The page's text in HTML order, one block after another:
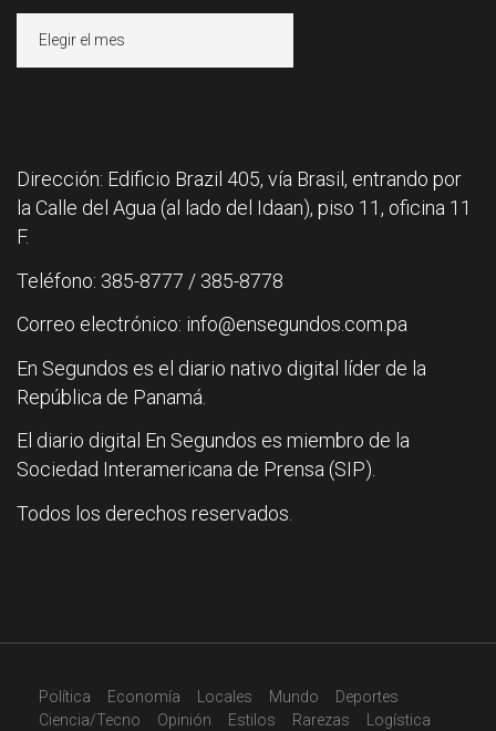
Dirección: Edificio Brazil 405, vía Brasil, entrando por
la Calle del Agua (al lado del Idaan), piso 11, oficina 11
F.
Teléfono: 385-8777 / 385-8778
Correo electrónico: info@ensegundos.com.pa
En Segundos es el diario nativo digital líder de la
República de Panamá.
El diario digital En Segundos es miembro de la
Sociedad Interamericana de Prensa (SIP).
Todos los derechos reservados.
Política Economía Locales Mundo
Deportes
Ciencia/Tecno
Opinión Estilos Rarezas Logística